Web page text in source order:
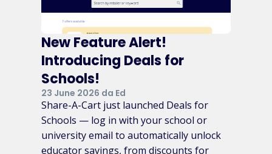
New Feature Alert!
Introducing Deals for
Schools!
23 June 2026 da Ed
Share-A-Cart just launched Deals for
Schools — log in with your school or
university email to automatically unlock
educator savings, from discounts for